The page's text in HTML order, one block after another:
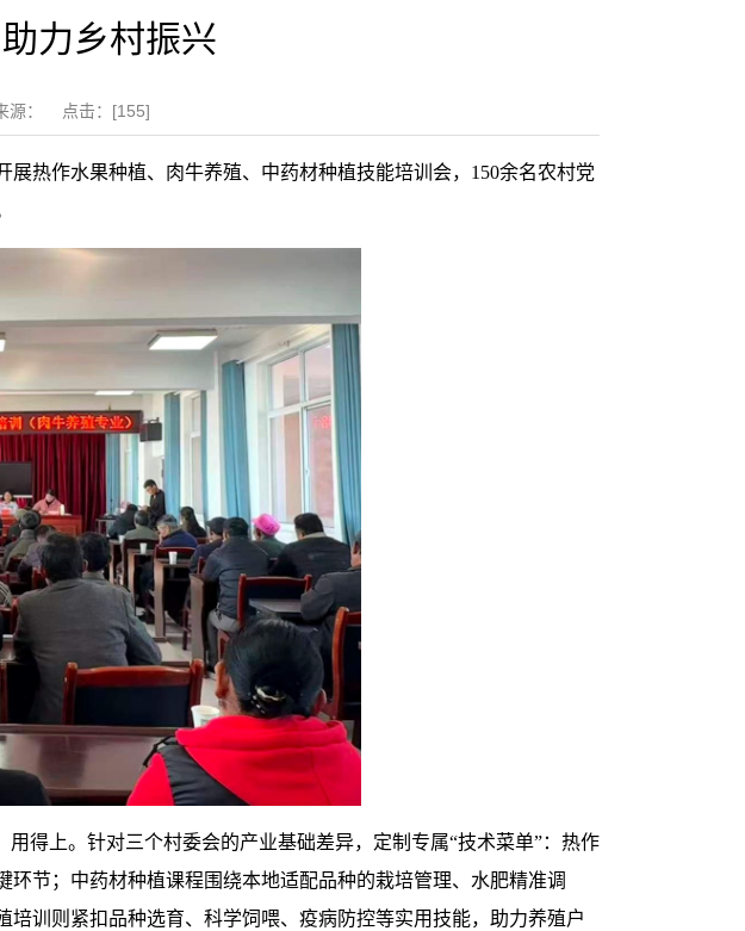
力乡村振兴
源： 点击：[155]
热作水果种植、肉牛养殖、中药材种植技能培训会，150余名农村党
得上。针对三个村委会的产业基础差异，定制专属“技术菜单”：热作
节；中药材种植课程围绕本地适配品种的栽培管理、水肥精准调
训则紧扣品种选育、科学饲喂、疫病防控等实用技能，助力养殖户